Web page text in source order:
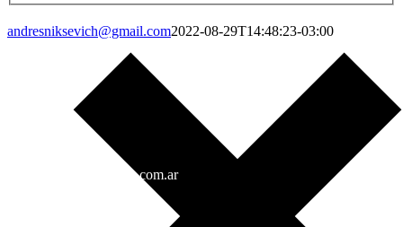
andresniksevich@gmail.com2022-08-29T14:48:23-03:00
info@gorenaagua.com.ar